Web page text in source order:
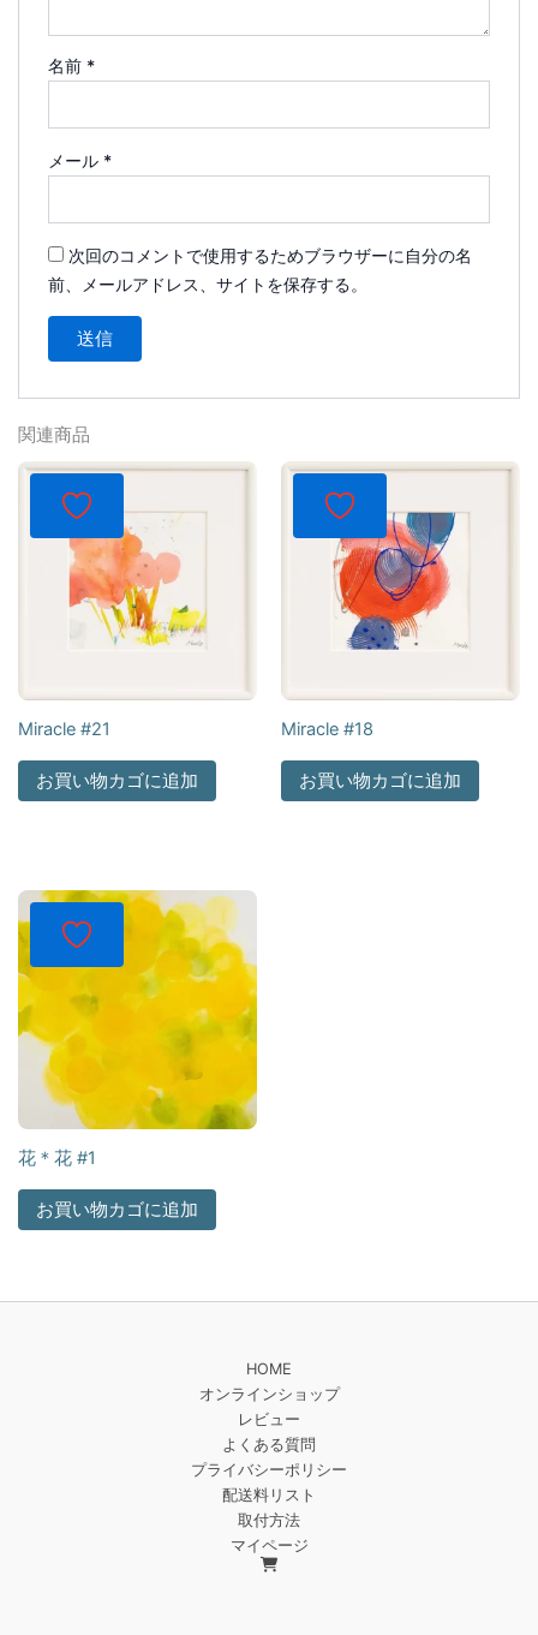
名前 *
メール *
次回のコメントで使用するためブラウザーに自分の名
前、メールアドレス、サイトを保存する。
関連商品
Miracle #21
お買い物カゴに追加
Miracle #18
お買い物カゴに追加
花＊花 #1
お買い物カゴに追加
HOME
オンラインショップ
レビュー
よくある質問
プライバシーポリシー
配送料リスト
取付方法
マイページ